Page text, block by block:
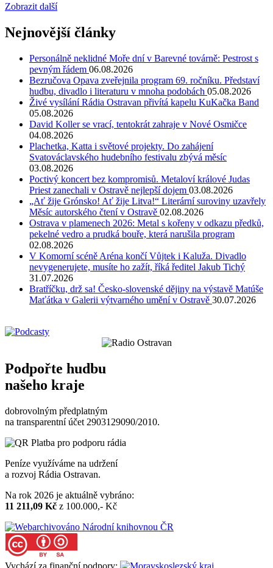
Zobrazit další
Nejnovější články
Personálně neklidné Moře dní v Barevné továrně: Pestrost s
pevným řádem 06.08.2026
Bezručova Opava zveřejnila program 69. ročníku. Představí
hudbu, divadlo i literaturu v mnoha podobách 05.08.2026
Živé vysílání Rádia Ostravan přivítá kapelu KuKačka Band
05.08.2026
David Koller se vrací, tentokrát zahraje v Nové Osmičce
04.08.2026
Plachetka, Katta i světové projekty. Do zahájení
Svatováclavského hudebního festivalu zbývá měsíc
03.08.2026
Poctivý koncert bez kompromisů. Metaloví králové Judas
Priest zanechali v Ostravě nejlepší dojem 03.08.2026
„Ať žije Grónsko! Ať žije Litva!“ Literární suroviny uzavřely
Měsíc autorského čtení v Ostravě 02.08.2026
Ostrava v plamenech 2026: Metal s kořeny v odkazu předků,
pekelné vedro a prudká bouře, která narušila program
02.08.2026
V Komorní scéně Aréna končí Vůjtek i Kaluža. Divadlo
nevygenerujete, musíte ho zažít, říká ředitel Jakub Tichý
31.07.2026
Bratříčku, drž sa! Česko-slovenské dějiny na výstavě Matúše
Maťátka v Galerii výtvarného umění v Ostravě 30.07.2026
Podpořte hudbu
našeho kraje
dobrovolným předplatným
na transparentní účet 2903129090/2010.
Peníze využíváme na udržení
a rozvoj Rádia Ostravan.
Na rok 2026 je aktuálně vybráno:
11 211,09 Kč z 100.000,- Kč
Vychází za finanční podpory: